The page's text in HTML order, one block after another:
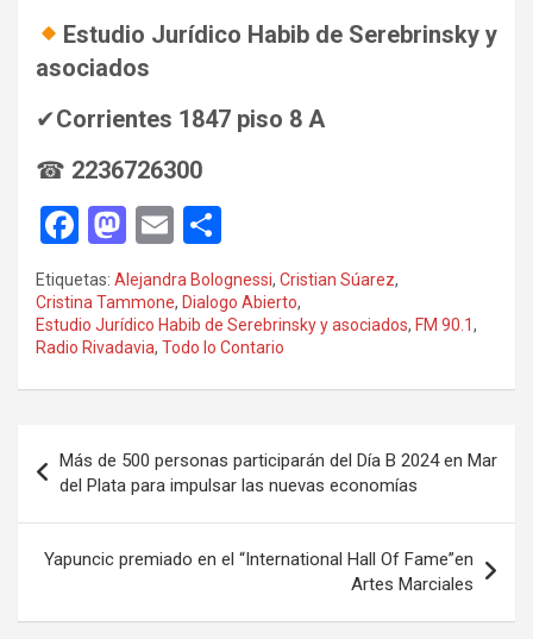
Estudio Jurídico Habib de Serebrinsky y
asociados
✔Corrientes 1847 piso 8 A
☎ 2236726300
F
a
ce
b
o
k
M
a
st
o
d
n
E
m
ail m
p
ar
Etiquetas: Alejandra Bolognessi, Cristian Súarez,
Cristina Tammone, Dialogo Abierto,
Estudio Jurídico Habib de Serebrinsky y asociados, FM 90.1,
Radio Rivadavia, Todo lo Contario
de
entradas
Más de 500 personas participarán del Día B 2024 en Mar
del Plata para impulsar las nuevas economías
Yapuncic premiado en el “International Hall Of Fame”en
Artes Marciales